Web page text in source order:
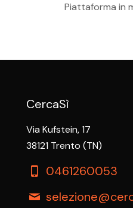
Piattaforma in
CercaSì
Via Kufstein, 17
38121 Trento (TN)
0461260053